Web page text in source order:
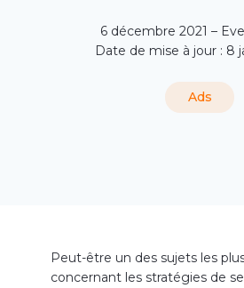
6 décembre 2021 –
Date de mise à jour : 8
Ads
Peut-être un des sujets les
concernant les stratégies de